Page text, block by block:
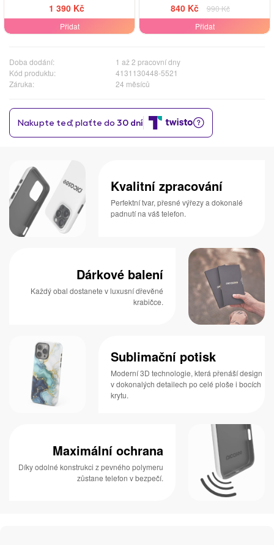
1 390 Kč
Přidat
840 Kč
990 Kč
Přidat
Doba dodání:
1 až 2 pracovní dny
Kód produktu:
4131130448-5521
Záruka:
24 měsíců
Kvalitní zpracování
Perfektní tvar, přesné výřezy a dokonalé
padnutí na váš telefon.
Dárkové balení
Každý obal dostanete v luxusní dřevěné
krabičce.
Sublimační potisk
Moderní 3D technologie, která přenáší design
v dokonalých detailech po celé ploše i bocích
krytu.
Maximální ochrana
Díky odolné konstrukci z pevného polymeru
zůstane telefon v bezpečí.